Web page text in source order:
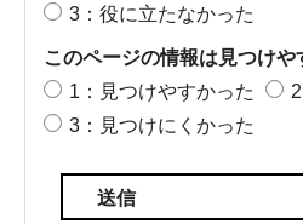
3：役に立たなかった
このページの情報は見つけや
1：見つけやすかった
3：見つけにくかった